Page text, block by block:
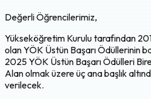
Değerli Öğrencilerimiz,
Yükseköğretim Kurulu tarafından
olan YÖK Üstün Başarı Ödüllerinin
2025 YÖK Üstün Başarı Ödülleri
Alan olmak üzere üç ana başlık
verilecek.